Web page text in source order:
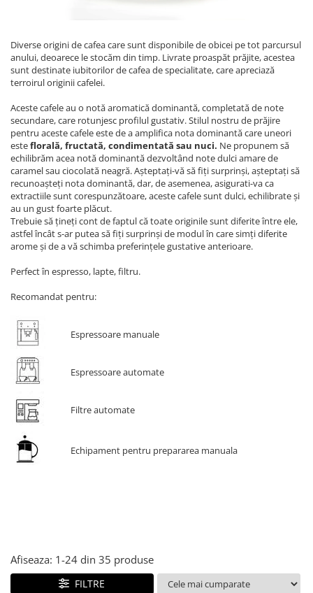
Iced Tea
Limonada
Ceai
Ciocolata calda
Lapte alternativ
Superfood Latte
Accesorii ceai
Chai Latte
Filtre Hartie
Dozare
Termometru
Cutite de macinare
Pahare termoizolante
Sticle refolosibile
Traiste
Tricouri
Brewista
Bunn
BWT
Cafea de Specialitate
Cafelat
Cafetto
Cafflano
Caye
Ceramica
Chemex
Cinoart
Circular&Co. ⚡ NEW
Comandante
Compak
Dalla Corte
Delonghi
Dr. Coffee
E&B LAB
EDO
Finum
Fiorenzato
Diverse origini de cafea care sunt disponibile de obicei pe tot parcursul
anului, deoarece le stocăm din timp. Livrate proaspăt prăjite, acestea
sunt destinate iubitorilor de cafea de specialitate, care apreciază
terroirul originii cafelei.
Aceste cafele au o notă aromatică dominantă, completată de note
secundare, care rotunjesc profilul gustativ. Stilul nostru de prăjire
pentru aceste cafele este de a amplifica nota dominantă care uneori
esteflorală, fructată, condimentată sau nuci. Ne propunem să
echilibrăm acea notă dominantă dezvoltând note dulci amare de
caramel sau ciocolată neagră. Așteptați-vă să fiți surprinși, așteptați să
recunoașteți nota dominantă, dar, de asemenea, asigurati-va ca
extractiile sunt corespunzătoare, aceste cafele sunt dulci, echilibrate și
au un gust foarte plăcut.
Trebuie să țineți cont de faptul că toate originile sunt diferite între ele,
astfel încât s-ar putea să fiți surprinși de modul în care simți diferite
arome și de a vă schimba preferințele gustative anterioare.
Perfect în espresso, lapte, filtru.
Recomandat pentru:
Espressoare manuale
Espressoare automate
Filtre automate
Echipament pentru prepararea manuala
Afiseaza: 1-24 din 35 produse
FILTRE